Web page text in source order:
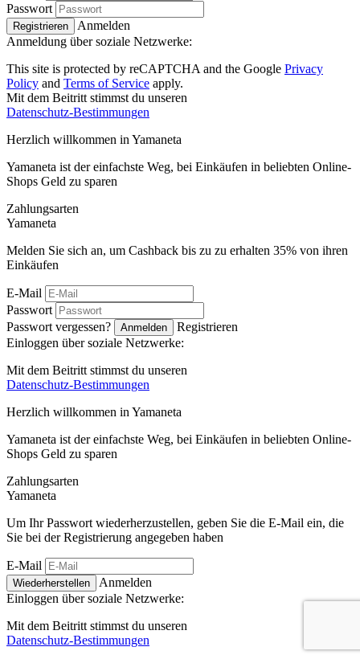
Passwort
Registrieren
Anmelden
Anmeldung über soziale Netzwerke:
This site is protected by reCAPTCHA and the Google Privacy
Policy and Terms of Service apply.
Mit dem Beitritt stimmst du unseren
Datenschutz-Bestimmungen
Herzlich willkommen in Yamaneta
Yamaneta ist der einfachste Weg, bei Einkäufen in beliebten Online-
Shops Geld zu sparen
Zahlungsarten
Yamaneta
Melden Sie sich an, um Cashback bis zu zu erhalten 35% von ihren
Einkäufen
E-Mail
Passwort
Passwort vergessen?
Anmelden
Registrieren
Einloggen über soziale Netzwerke:
Mit dem Beitritt stimmst du unseren
Datenschutz-Bestimmungen
Herzlich willkommen in Yamaneta
Yamaneta ist der einfachste Weg, bei Einkäufen in beliebten Online-
Shops Geld zu sparen
Zahlungsarten
Yamaneta
Um Ihr Passwort wiederherzustellen, geben Sie die E-Mail ein, die
Sie bei der Registrierung angegeben haben
E-Mail
Wiederherstellen
Anmelden
Einloggen über soziale Netzwerke:
Mit dem Beitritt stimmst du unseren
Datenschutz-Bestimmungen